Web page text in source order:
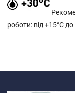
роботи: від +15°C